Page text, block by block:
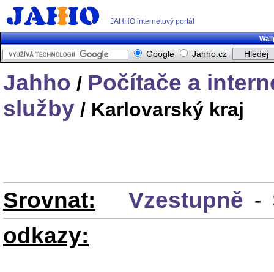
JAHHO internetový portál
Google Jahho.cz
Jahho / Počítače a
služby / Karlovarský kraj
Srovnat: Vzestupně -
odkazy: